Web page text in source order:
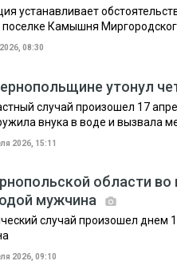
устанавливает
Камышня
08:30
утонул
случай произошел 17
внука в воде и вызвала
2026, 15:11
области во
мужчина
случай произошел днем
2026, 09:10